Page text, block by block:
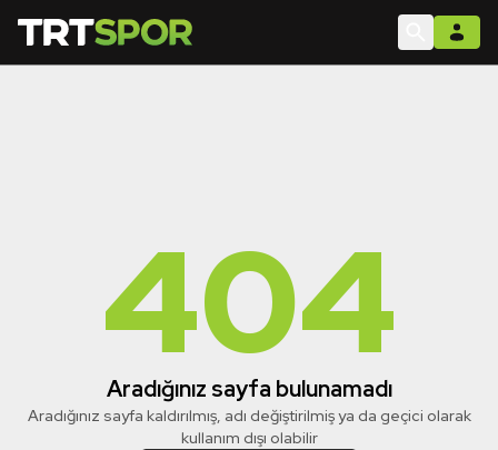
404
Aradığınız sayfa bulunamadı
Aradığınız sayfa kaldırılmış, adı değiştirilmiş ya da geçici olarak
kullanım dışı olabilir